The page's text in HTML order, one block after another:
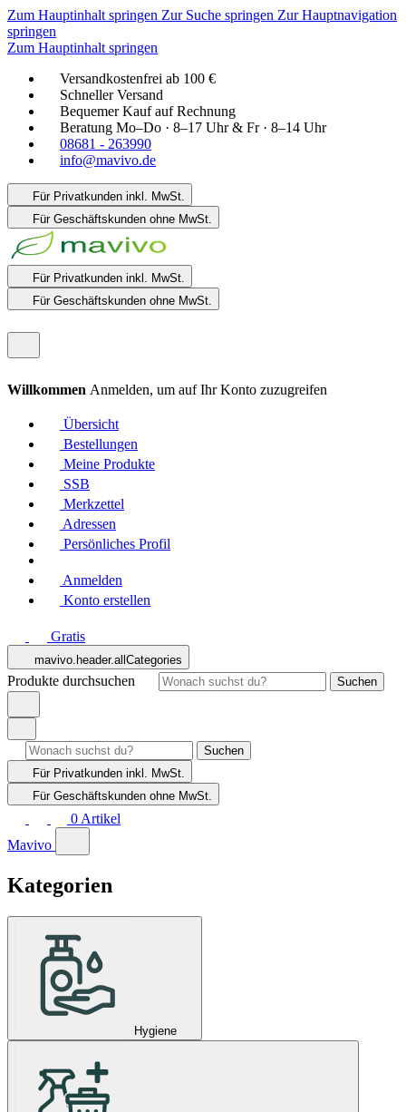
Zum Hauptinhalt springen Zur Suche springen Zur Hauptnavigation
springen
Zum Hauptinhalt springen
Versandkostenfrei ab 100 €
Schneller Versand
Bequemer Kauf auf Rechnung
Beratung Mo–Do · 8–17 Uhr & Fr · 8–14 Uhr
08681 - 263990
info@mavivo.de
Für Privatkunden inkl. MwSt.
Für Geschäftskunden ohne MwSt.
Für Privatkunden inkl. MwSt.
Für Geschäftskunden ohne MwSt.
Willkommen Anmelden, um auf Ihr Konto zuzugreifen
Übersicht
Bestellungen
Meine Produkte
SSB
Merkzettel
Adressen
Persönliches Profil
Anmelden
Konto erstellen
Gratis
mavivo.header.allCategories
Produkte durchsuchen Suchen
Suchen
Für Privatkunden inkl. MwSt.
Für Geschäftskunden ohne MwSt.
0 Artikel
Mavivo
Kategorien
Hygiene